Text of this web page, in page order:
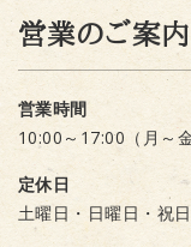
営業のご案内
営業時間
10:00～17:00（月～金
定休日
土曜日・日曜日・祝